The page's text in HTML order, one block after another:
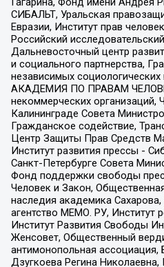
СИБАЛЬТ, Уральская
Евразии, Институт прав
Российский
Дальневосточный центр
и социального партнерства,
независимых
АКАДЕМИЯ ПО ПРАВАМ
некоммерческих организаций,
Калининграде Совета
Гражданское содействие,
Центр Защиты Прав Средств
Институт развития прессы -
Санкт-Петербурге Совета
Фонд поддержки свободы
Человек и Закон,
наследия академика
агентство МЕМО. РУ, Институт
Институт Развития Свободы
Женсовет, Общественный
антимонопольная
Дзугкоева Регина Николаевна,